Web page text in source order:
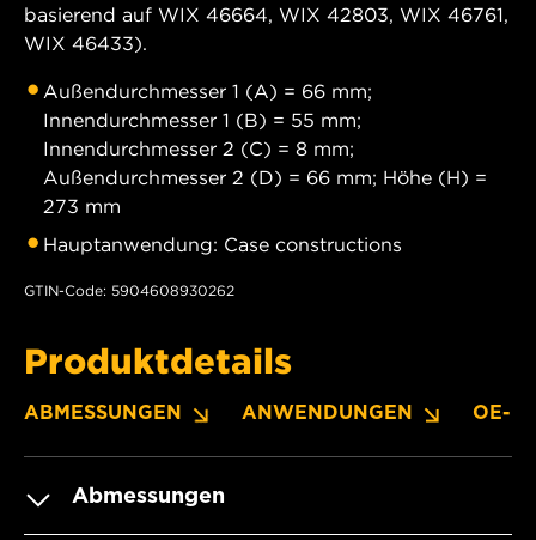
basierend auf WIX 46664, WIX 42803, WIX 46761,
WIX 46433).
Außendurchmesser 1 (A) = 66 mm;
Innendurchmesser 1 (B) = 55 mm;
Innendurchmesser 2 (C) = 8 mm;
Außendurchmesser 2 (D) = 66 mm; Höhe (H) =
273 mm
Hauptanwendung: Case constructions
GTIN-Code: 5904608930262
Produktdetails
ABMESSUNGEN ANWENDUNGEN OE-
Abmessungen